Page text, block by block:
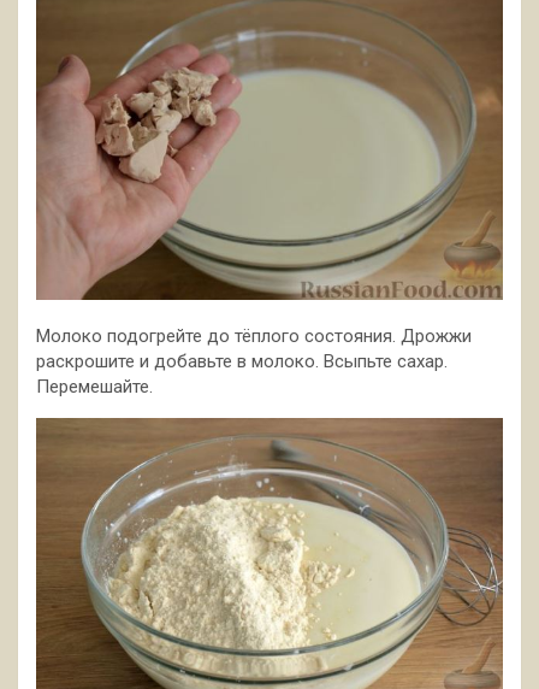
Молоко подогрейте до тёплого состояния. Дрожжи
раскрошите и добавьте в молоко. Всыпьте сахар.
Перемешайте.